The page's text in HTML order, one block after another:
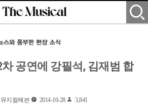
차 공연에 강필석, 김재범 합
지컬해븐 2014-10-28 3,841